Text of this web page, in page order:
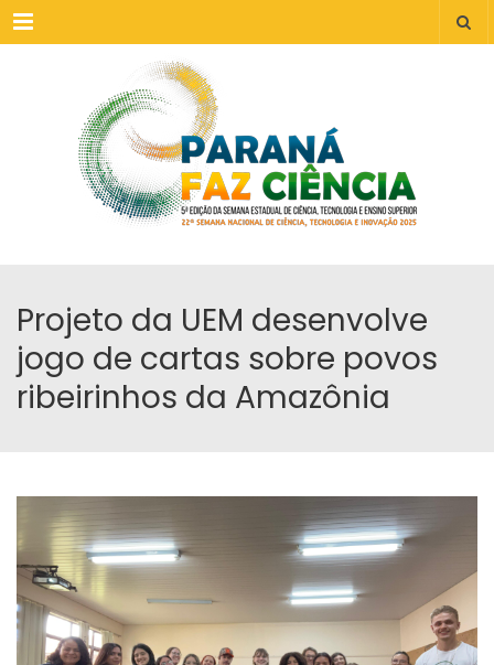
Menu
Projeto da UEM desenvolve
jogo de cartas sobre povos
ribeirinhos da Amazônia